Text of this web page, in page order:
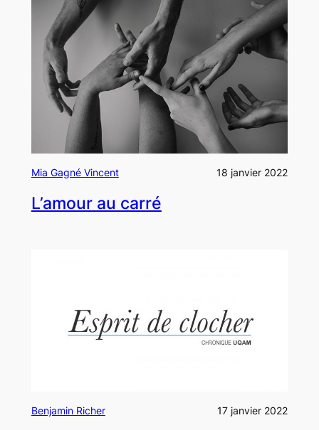
Mia Gagné Vincent 18 janvier 2022
L’amour au carré
Benjamin Richer 17 janvier 2022